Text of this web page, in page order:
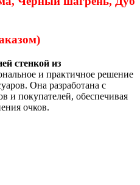
стенкой из
и практичное решение
Она разработана с
и покупателей, обеспечивая
очков.